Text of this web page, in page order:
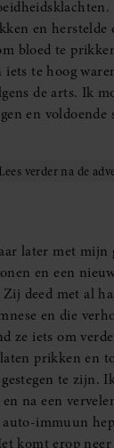
en herstelde
bloed te
te hoog
de arts. Ik
en
later met mijn
en een
deed met al
en die
ze iets om
prikken en
te zijn.
na een
immuun
komt erop